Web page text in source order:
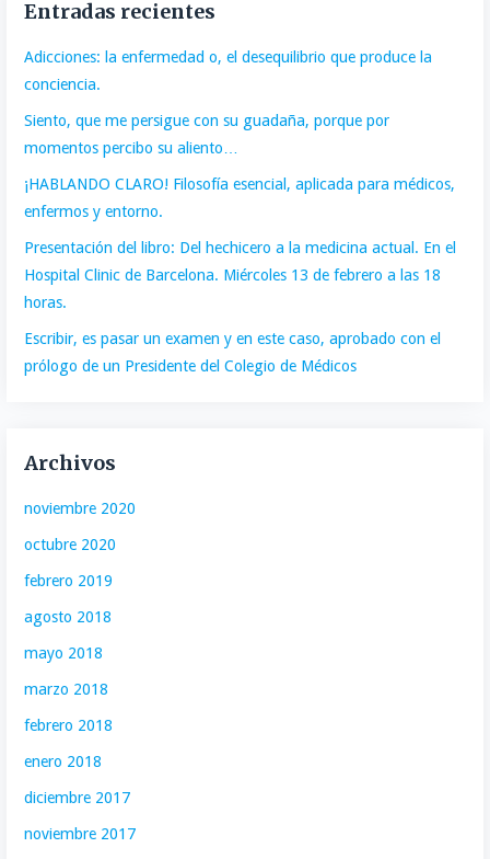
Entradas recientes
Adicciones: la enfermedad o, el desequilibrio que produce la
conciencia.
Siento, que me persigue con su guadaña, porque por
momentos percibo su aliento…
¡HABLANDO CLARO! Filosofía esencial, aplicada para médicos,
enfermos y entorno.
Presentación del libro: Del hechicero a la medicina actual. En el
Hospital Clinic de Barcelona. Miércoles 13 de febrero a las 18
horas.
Escribir, es pasar un examen y en este caso, aprobado con el
prólogo de un Presidente del Colegio de Médicos
Archivos
noviembre 2020
octubre 2020
febrero 2019
agosto 2018
mayo 2018
marzo 2018
febrero 2018
enero 2018
diciembre 2017
noviembre 2017